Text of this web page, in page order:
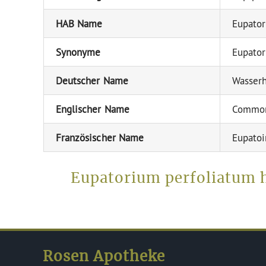
HAB Name
Synonyme
Deutscher Name
Englischer Name
Französischer Name
Eupatorium perfoliatum
Rosen Apotheke